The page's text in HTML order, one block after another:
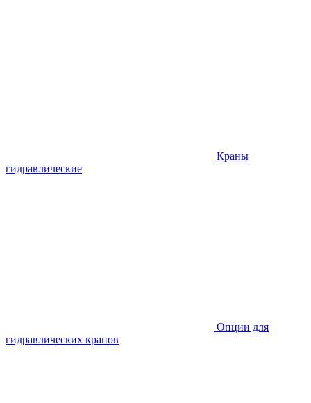
Краны
гидравлические
Опции для
гидравлических кранов